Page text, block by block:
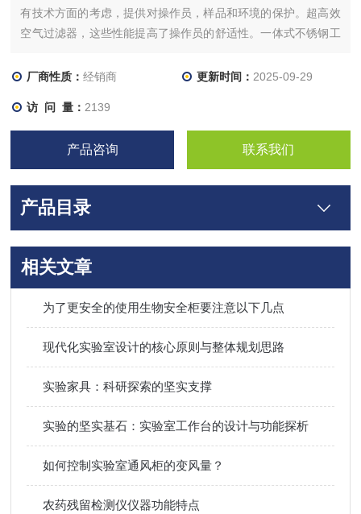
有技术方面的考虑，提供对操作员，样品和环境的保护。超高效
空气过滤器，这些性能提高了操作员的舒适性。一体式不锈钢工
层防止微生物/细菌在柜体表面上滋长。
厂商性质：经销商 更新时间： 2025-09-29
访 问 量： 2139
产品咨询 联系我们
产品目录
相关文章
为了更安全的使用生物安全柜要注意以下几点
现代化实验室设计的核心原则与整体规划思路
实验家具：科研探索的坚实支撑
实验的坚实基石：实验室工作台的设计与功能探析
如何控制实验室通风柜的变风量？
农药残留检测仪仪器功能特点